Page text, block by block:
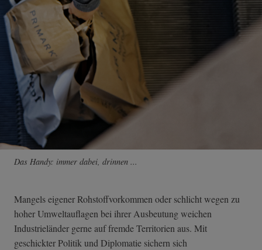
Das Handy: immer dabei, drinnen ...
Mangels eigener Rohstoffvorkommen oder schlicht wegen zu
hoher Umweltauflagen bei ihrer Ausbeutung weichen
Industrieländer gerne auf fremde Territorien aus. Mit
geschickter Politik und Diplomatie sichern sich